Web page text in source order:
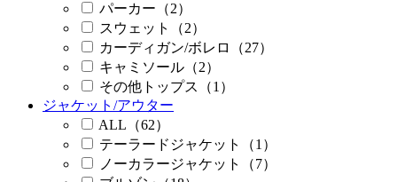
パーカー（2）
スウェット（2）
カーディガン/ボレロ（27）
キャミソール（2）
その他トップス（1）
ジャケット/アウター
ALL（62）
テーラードジャケット（1）
ノーカラージャケット（7）